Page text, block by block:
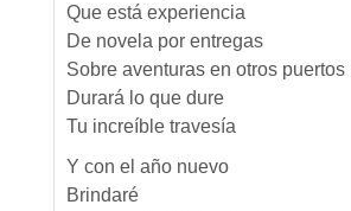
Que está experiencia
De novela por entregas
Sobre aventuras en otros puertos
Durará lo que dure
Tu increíble travesía
Y con el año nuevo
Brindaré